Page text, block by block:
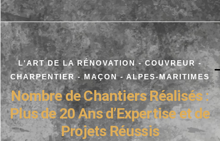
L'ART DE LA RÉNOVATION - COUVREUR -
CHARPENTIER - MAÇON - ALPES-MARITIMES
Nombre de Chantiers Réalisés :
Plus de 20 Ans d’Expertise et de
Projets Réussis